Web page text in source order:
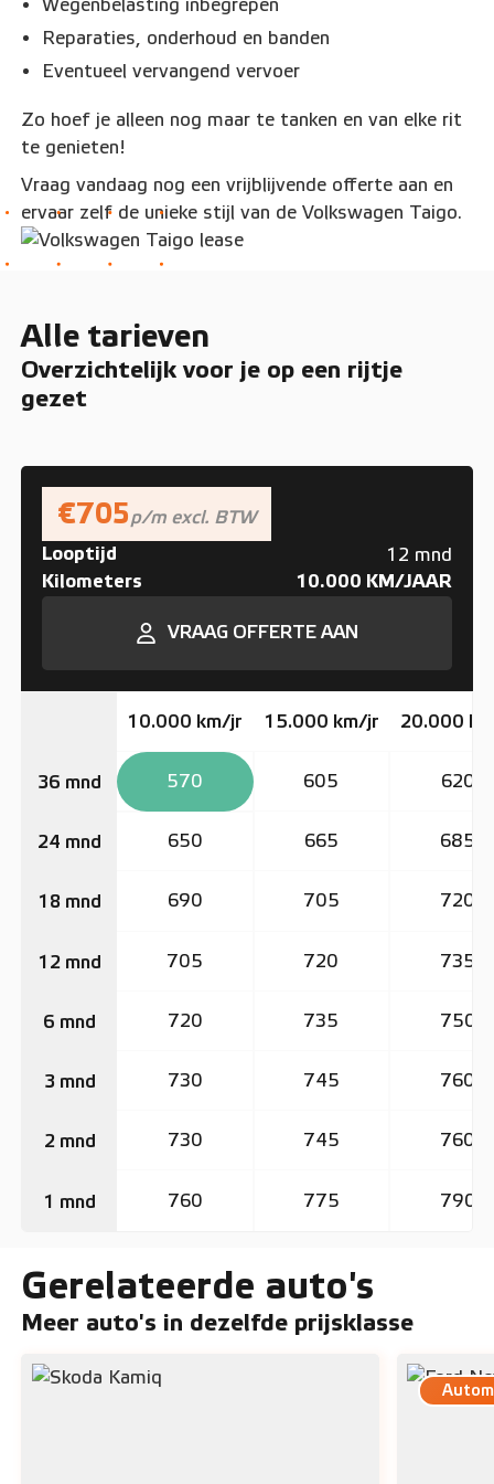
Wegenbelasting inbegrepen
Reparaties, onderhoud en banden
Eventueel vervangend vervoer
Zo hoef je alleen nog maar te tanken en van elke rit
te genieten!
Vraag vandaag nog een vrijblijvende offerte aan en
ervaar zelf de unieke stijl van de Volkswagen Taigo.
Alle tarieven
Overzichtelijk voor je op een rijtje
gezet
€705p/m excl. BTW
Looptijd
12 mnd
Kilometers 10.000 KM/JAAR
VRAAG OFFERTE AAN
36 mnd
24 mnd
18 mnd
12 mnd
6 mnd
3 mnd
2 mnd
1 mnd
10.000 km/jr 15.000 km/jr 20.000
570 605 620
650 665 685
690 705 720
705 720 735
720 735 750
730 745 760
730 745 760
760 775 790
Gerelateerde auto's
Meer auto's in dezelfde prijsklasse